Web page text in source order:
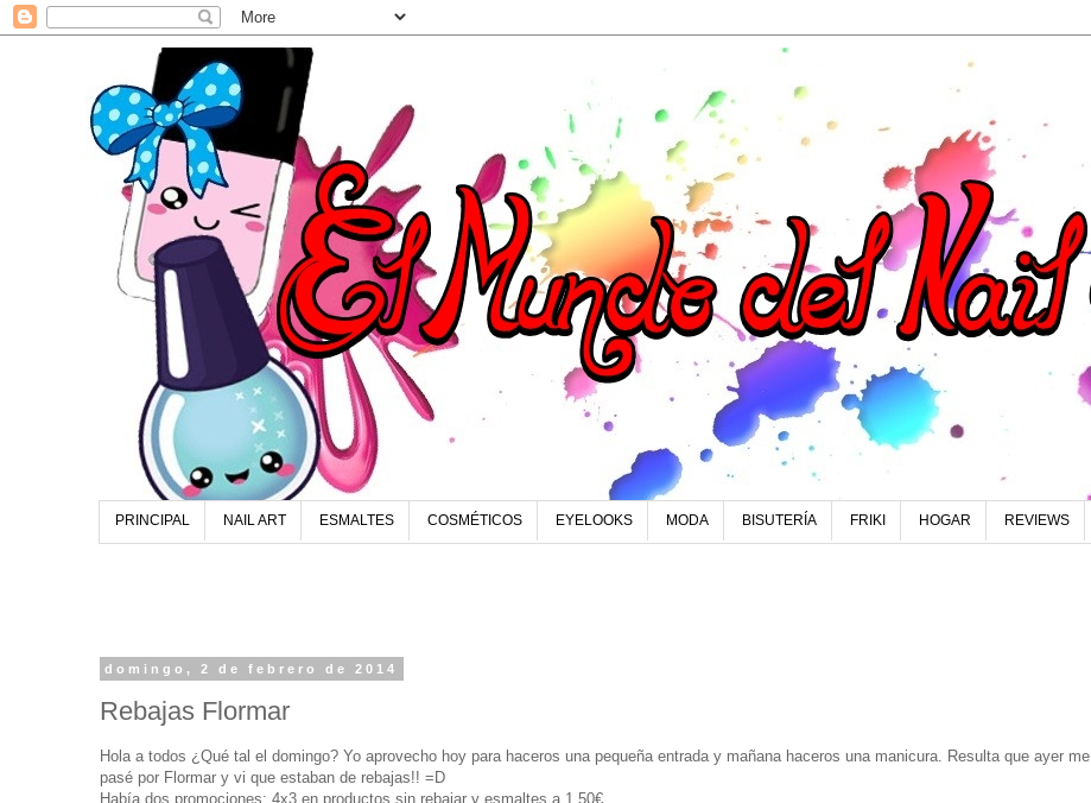
PRINCIPAL NAIL ART ESMALTES COSMÉTICOS EYELOOKS MODA BISUTERÍA FRIKI HOGAR REVIEWS
domingo, 2 de febrero de 2014
Rebajas Flormar
Hola a todos ¿Qué tal el domingo? Yo aprovecho hoy para haceros una pequeña entrada y mañana haceros una manicura. Resulta que ayer me
pasé por Flormar y vi que estaban de rebajas!! =D
Había dos promociones: 4x3 en productos sin rebajar y esmaltes a 1,50€